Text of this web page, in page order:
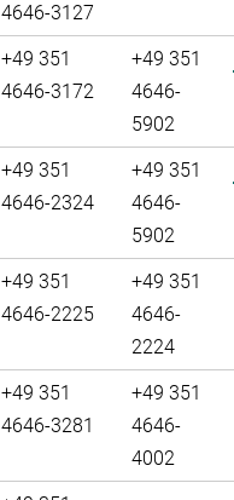
4646-3127
+49 351
4646-3172
+49 351
4646-
5902
+49 351
4646-2324
+49 351
4646-
5902
+49 351
4646-2225
+49 351
4646-
2224
+49 351
4646-3281
+49 351
4646-
4002